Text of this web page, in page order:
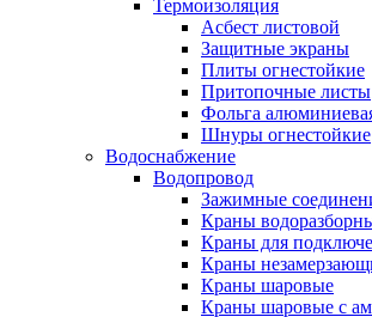
Термоизоляция
Асбест листовой
Защитные экраны
Плиты огнестойкие
Притопочные листы
Фольга
Шнуры огнестойкие
Водоснабжение
Водопровод
Зажимные
Краны
Краны для
Краны
Краны шаровые
Краны шаровые с